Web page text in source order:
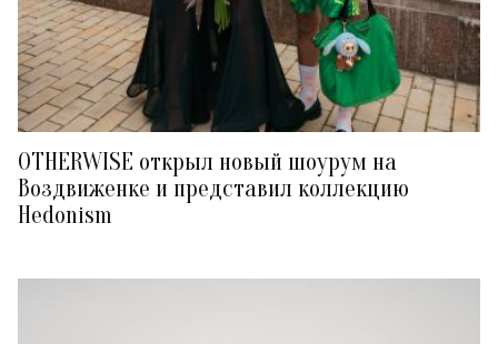
OTHERWISE открыл новый шоурум на
Воздвиженке и представил коллекцию
Hedonism